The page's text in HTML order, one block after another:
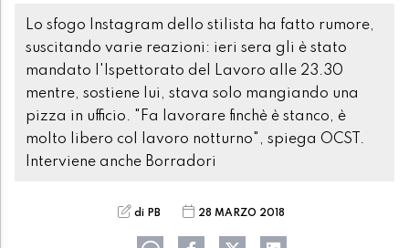
Lo sfogo Instagram dello stilista ha fatto rumore,
suscitando varie reazioni: ieri sera gli è stato
mandato l'Ispettorato del Lavoro alle 23.30
mentre, sostiene lui, stava solo mangiando una
pizza in ufficio. "Fa lavorare finchè è stanco, è
molto libero col lavoro notturno", spiega OCST.
Interviene anche Borradori
di PB 28 MARZO 2018